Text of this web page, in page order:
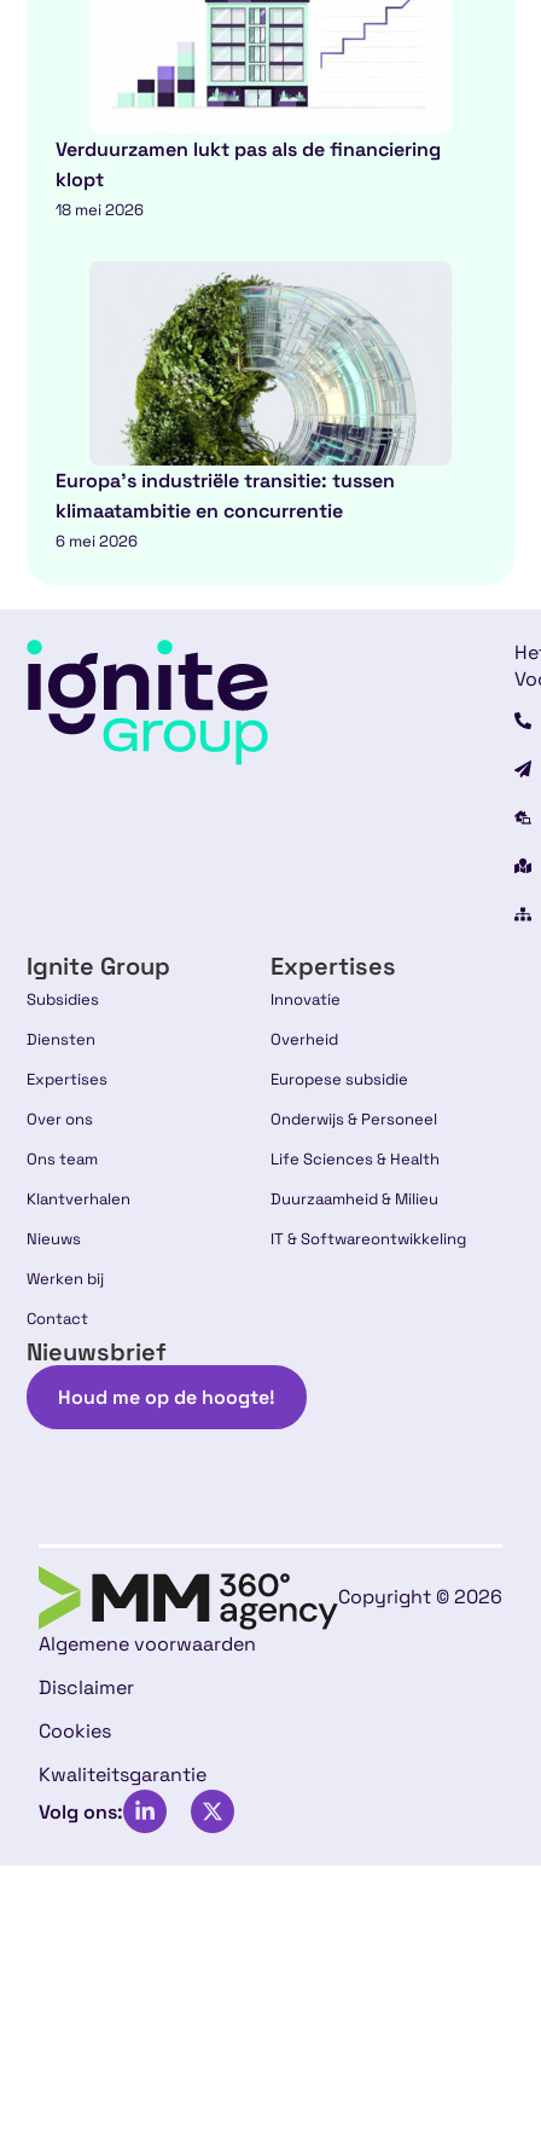
Verduurzamen lukt pas als de financiering
klopt
18 mei 2026
Europa’s industriële transitie: tussen
klimaatambitie en concurrentie
6 mei 2026
Ignite Group
Subsidies
Diensten
Expertises
Over ons
Ons team
Klantverhalen
Nieuws
Werken bij
Contact
Expertises
Innovatie
Overheid
Europese subsidie
Onderwijs & Personeel
Life Sciences & Health
Duurzaamheid & Milieu
IT & Softwareontwikkeling
Nieuwsbrief
Houd me op de hoogte!
Copyright © 2026
Algemene voorwaarden
Disclaimer
Cookies
Kwaliteitsgarantie
Volg ons: